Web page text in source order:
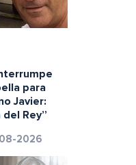
para
Javier:
Rey”
2026